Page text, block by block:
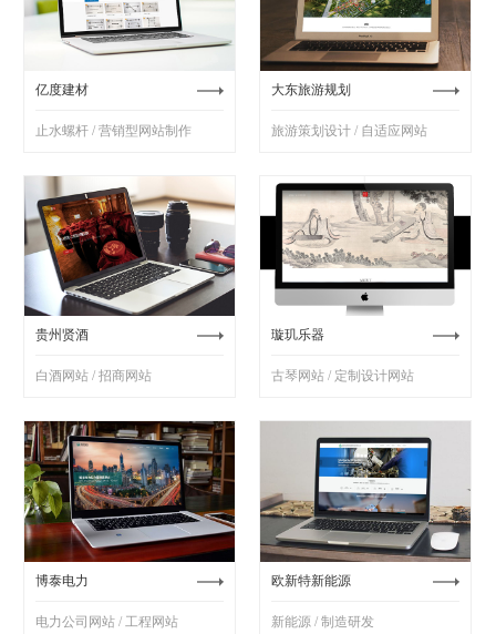
亿度建材
止水螺杆 / 营销型网站制作
大东旅游规划
旅游策划设计 / 自适应网站
贵州贤酒
白酒网站 / 招商网站
璇玑乐器
古琴网站 / 定制设计网站
博泰电力
电力公司网站 / 工程网站
欧新特新能源
新能源 / 制造研发